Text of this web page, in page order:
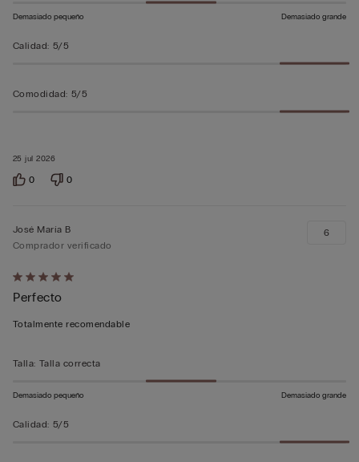
25 jul 2026
Demasiado pequeño Demasiado grande
Calidad: 5/5
Comodidad: 5/5
0 0
Calificación
de
5
5
José María B
Comprador verificado
Perfecto
Totalmente recomendable
6
Talla: Talla correcta
Demasiado pequeño Demasiado grande
Calidad: 5/5